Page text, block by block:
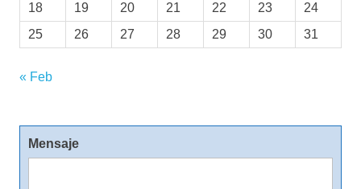
18
19 20 21 22 23
24
25
26 27 28 29 30 31
« Feb
Mensaje